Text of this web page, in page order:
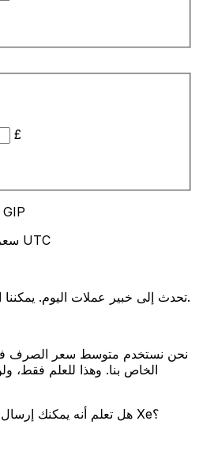
£
GIP
سعر السوق المتوسط في 15:30 UTC
تحدث إلى خبير عملات اليوم.يمكننا التفوق على أسعار المنافسين.
نحن نستخدم متوسط سعر الصرف
الخاص بنا. وهذا للعلم فقط،
هل تعلم أنه يمكنك إرسال الأموال إلى الخارج باستخدام Xe؟